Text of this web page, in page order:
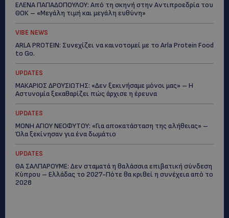
ΕΛΕΝΑ ΠΑΠΑΔΟΠΟΥΛΟΥ: Από τη σκηνή στην Αντιπροεδρία του
ΘΟΚ – «Μεγάλη τιμή και μεγάλη ευθύνη»
VIBE NEWS
ARLA PROTEIN: Συνεχίζει να καινοτομεί με το Arla Protein Food
to Go.
UPDATES
ΜΑΚΑΡΙΟΣ ΔΡΟΥΣΙΩΤΗΣ: «Δεν ξεκινήσαμε μόνοι μας» – Η
Αστυνομία ξεκαθαρίζει πώς άρχισε η έρευνα
UPDATES
ΜΟΝΗ ΑΓΙΟΥ ΝΕΟΦΥΤΟΥ: «Για αποκατάσταση της αλήθειας» –
Όλα ξεκίνησαν για ένα δωμάτιο
UPDATES
ΘΑ ΣΑΛΠΑΡΟΥΜΕ: Δεν σταματά η θαλάσσια επιβατική σύνδεση
Κύπρου – Ελλάδας το 2027-Πότε θα κριθεί η συνέχεια από το
2028